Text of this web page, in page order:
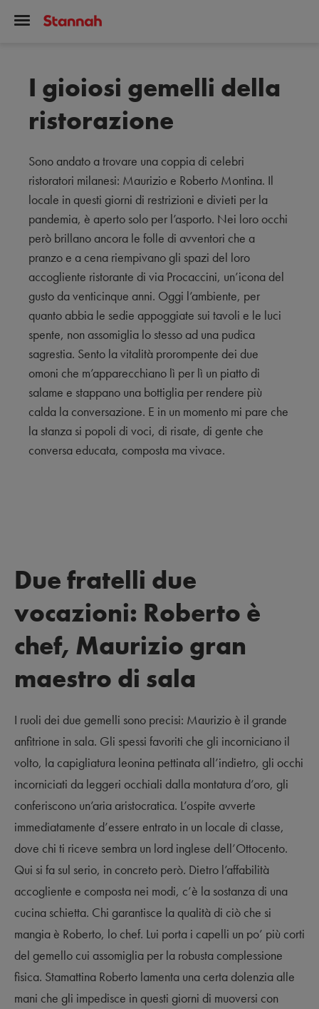
I gioiosi gemelli della
ristorazione
Sono andato a trovare una coppia di celebri
ristoratori milanesi: Maurizio e Roberto Montina. Il
locale in questi giorni di restrizioni e divieti per la
pandemia, è aperto solo per l’asporto. Nei loro occhi
però brillano ancora le folle di avventori che a
pranzo e a cena riempivano gli spazi del loro
accogliente ristorante di via Procaccini, un’icona del
gusto da venticinque anni. Oggi l’ambiente, per
quanto abbia le sedie appoggiate sui tavoli e le luci
spente, non assomiglia lo stesso ad una pudica
sagrestia. Sento la vitalità prorompente dei due
omoni che m’apparecchiano lì per lì un piatto di
salame e stappano una bottiglia per rendere più
calda la conversazione. E in un momento mi pare che
la stanza si popoli di voci, di risate, di gente che
conversa educata, composta ma vivace.
Due fratelli due
vocazioni: Roberto è
chef, Maurizio gran
maestro di sala
I ruoli dei due gemelli sono precisi: Maurizio è il grande
anfitrione in sala. Gli spessi favoriti che gli incorniciano il
volto, la capigliatura leonina pettinata all’indietro, gli occhi
incorniciati da leggeri occhiali dalla montatura d’oro, gli
conferiscono un’aria aristocratica. L’ospite avverte
immediatamente d’essere entrato in un locale di classe,
dove chi ti riceve sembra un lord inglese dell’Ottocento.
Qui si fa sul serio, in concreto però. Dietro l’affabilità
accogliente e composta nei modi, c’è la sostanza di una
cucina schietta. Chi garantisce la qualità di ciò che si
mangia è Roberto, lo chef. Lui porta i capelli un po’ più corti
del gemello cui assomiglia per la robusta complessione
fisica. Stamattina Roberto lamenta una certa dolenzia alle
mani che gli impedisce in questi giorni di muoversi con